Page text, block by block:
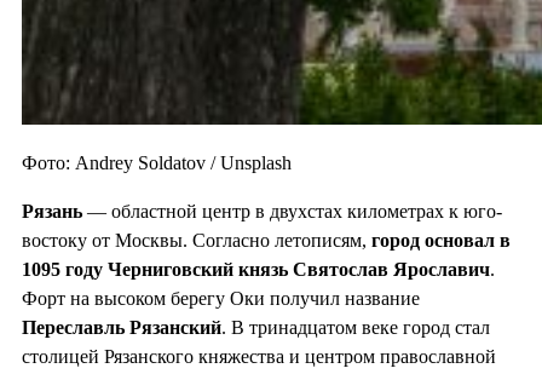
Фото: Andrey Soldatov / Unsplash
Рязань — областной центр в двухстах километрах к юго-
востоку от Москвы. Согласно летописям, город основал в
1095 году Черниговский князь Святослав Ярославич.
Форт на высоком берегу Оки получил название
Переславль Рязанский. В тринадцатом веке город стал
столицей Рязанского княжества и центром православной